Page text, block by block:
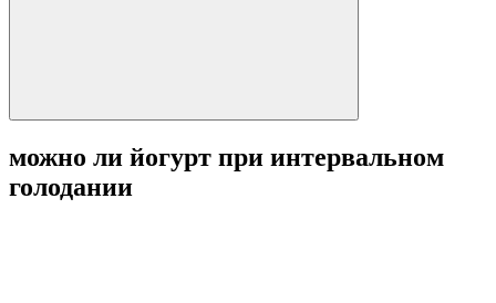
можно ли йогурт при интервальном
голодании